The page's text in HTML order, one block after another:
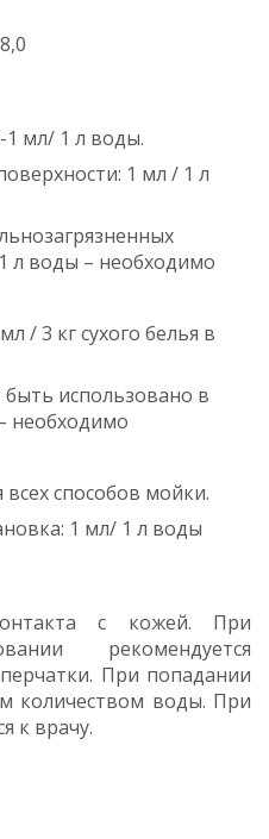
1 мл/ 1 л воды.
1 мл / 1 л
л воды – необходимо
/ 3 кг сухого белья в
использовано в
необходимо
способов мойки.
1 мл/ 1 л воды
с кожей. При
рекомендуется
При попадании
количеством воды. При
к врачу.